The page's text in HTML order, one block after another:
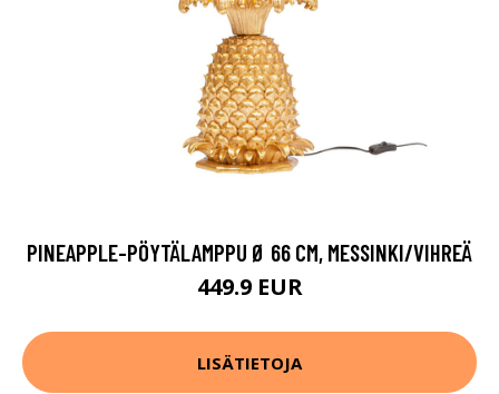
PINEAPPLE-PÖYTÄLAMPPU Ø 66 CM, MESSINKI/VIHREÄ
449.9 EUR
LISÄTIETOJA